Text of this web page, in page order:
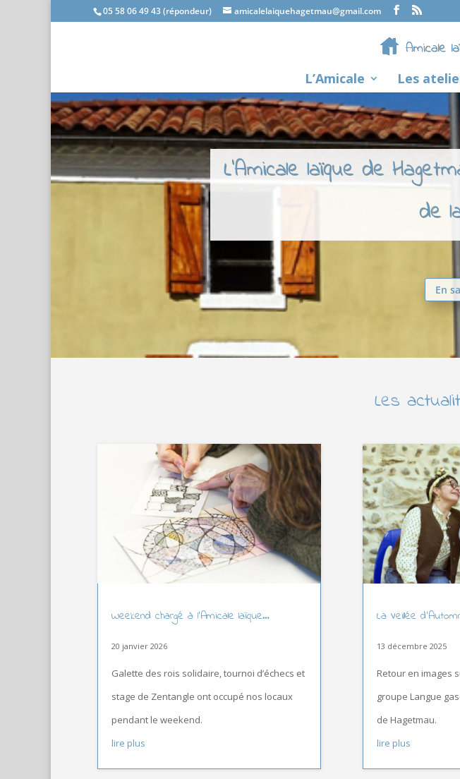
05 58 06 49 43 (répondeur) amicalelaiquehagetmau@gmail.com
L’Amicale Les
L'Amicale laïque de
de
En
Les
Weekend chargé à l’Amicale laïque…
20 janvier 2026
Galette des rois solidaire, tournoi d’échecs et
stage de Zentangle ont occupé nos locaux
pendant le weekend.
lire plus
La Veillée
13 décembre 2025
Retour en images
groupe Langue
de Hagetmau.
lire plus